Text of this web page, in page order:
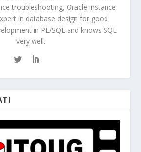
troubleshooting, Oracle instance
in database design for good
in PL/SQL and knows SQL
very well.